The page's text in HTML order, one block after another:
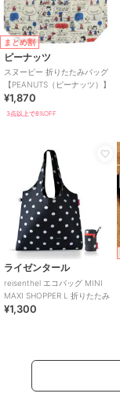
まとめ割
ピーナッツ
スヌーピー 折りたたみバッグ
【PEANUTS（ピーナッツ）】
¥1,870
3点以上で8%OFF
ライゼンタール
reisenthel エコバッグ MINI
MAXI SHOPPER L 折りたたみ
¥1,300